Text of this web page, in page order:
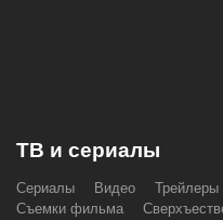
ТВ и сериалы
Сериалы Видео Трейлеры
Съемки фильма